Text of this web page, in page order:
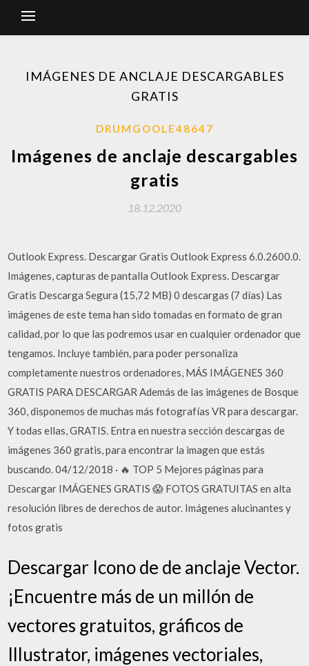
IMÁGENES DE ANCLAJE DESCARGABLES
GRATIS
DRUMGOOLE48647
Imágenes de anclaje descargables
gratis
18.12.2020
Outlook Express. Descargar Gratis Outlook Express 6.0.2600.0.
Imágenes, capturas de pantalla Outlook Express. Descargar
Gratis Descarga Segura (15,72 MB) 0 descargas (7 días) Las
imágenes de este tema han sido tomadas en formato de gran
calidad, por lo que las podremos usar en cualquier ordenador que
tengamos. Incluye también, para poder personaliza
completamente nuestros ordenadores, MÁS IMÁGENES 360
GRATIS PARA DESCARGAR Además de las imágenes de Bosque
360, disponemos de muchas más fotografías VR para descargar.
Y todas ellas, GRATIS. Entra en nuestra sección descargas de
imágenes 360 gratis, para encontrar la imagen que estás
buscando. 04/12/2018 · 🔥 TOP 5 Mejores páginas para
Descargar IMÁGENES GRATIS 😱 FOTOS GRATUITAS en alta
resolución libres de derechos de autor. Imágenes alucinantes y
fotos gratis
Descargar Icono de de anclaje Vector.
¡Encuentre más de un millón de
vectores gratuitos, gráficos de
Illustrator, imágenes vectoriales,